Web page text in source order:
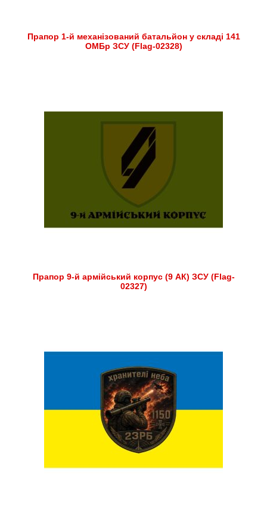
Прапор 1-й механізований батальйон у складі 141
ОМБр ЗСУ (Flag-02328)
Прапор 9-й армійський корпус (9 АК) ЗСУ (Flag-
02327)